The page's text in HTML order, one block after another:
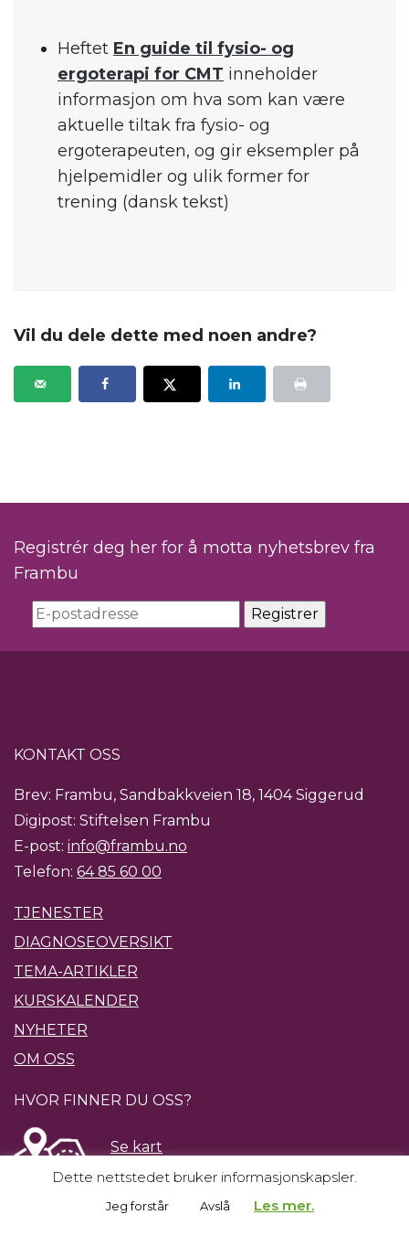
Heftet En guide til fysio- og
ergoterapi for CMT inneholder
informasjon om hva som kan være
aktuelle tiltak fra fysio- og
ergoterapeuten, og gir eksempler på
hjelpemidler og ulik former for
trening (dansk tekst)
Vil du dele dette med noen andre?
Registrér deg her for å motta nyhetsbrev fra
Frambu
KONTAKT OSS
Brev: Frambu, Sandbakkveien 18, 1404 Siggerud
Digipost: Stiftelsen Frambu
E-post: info@frambu.no
Telefon: 64 85 60 00
TJENESTER
DIAGNOSEOVERSIKT
TEMA-ARTIKLER
KURSKALENDER
NYHETER
OM OSS
HVOR FINNER DU OSS?
Se kart
Reisebeskrivelse
BESØK OSS I SOSIALE MEDIER:
Dette nettstedet bruker informasjonskapsler.
Jeg forstår Avslå Les mer.